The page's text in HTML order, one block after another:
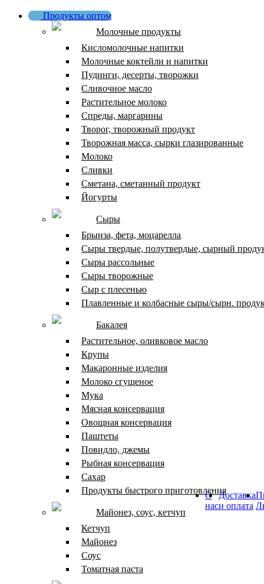
Продукты оптом
Молочные продукты
Кисломолочные напитки
Молочные коктейли и напитки
Пудинги, десерты, творожки
Сливочное масло
Растительное молоко
Спреды, маргарины
Творог, творожный продукт
Творожная масса, сырки глазированные
Молоко
Сливки
Сметана, сметанный продукт
Йогурты
Сыры
Брынза, фета, моцарелла
Сыры твердые, полутвердые, сырный
Сыры рассольные
Сыры творожные
Сыр с плесенью
Плавленные и колбасные сыры/сырн.
Бакалея
Растительное, оливковое масло
Крупы
Макаронные изделия
Молоко сгущеное
Мука
Мясная консервация
Овощная консервация
Паштеты
Повидло, джемы
Рыбная консервация
Сахар
Продукты быстрого приготовления
Майонез, соус, кетчуп
Кетчуп
Майонез
Соус
Томатная паста
О
нас
Доставка
и оплата